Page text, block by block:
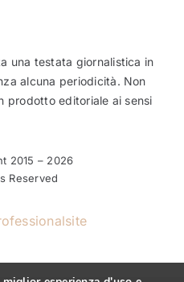
una testata giornalistica in
alcuna periodicità. Non
prodotto editoriale ai sensi
2015 – 2026
Reserved